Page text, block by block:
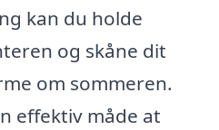
kan du holde
og skåne dit
om sommeren.
effektiv måde at